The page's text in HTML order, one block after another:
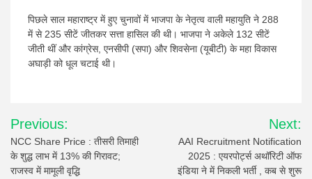
पिछले साल महाराष्ट्र में हुए चुनावों में भाजपा के नेतृत्व वाली महायुति ने 288
में से 235 सीटें जीतकर सत्ता हासिल की थी। भाजपा ने अकेले 132 सीटें
जीती थीं और कांग्रेस, एनसीपी (सपा) और शिवसेना (यूबीटी) के महा विकास
अघाड़ी को धूल चटाई थी।
Post
navigation
Previous:
NCC Share Price : तीसरी तिमाही
के शुद्ध लाभ में 13% की गिरावट;
राजस्व में मामूली वृद्धि
Next:
AAI Recruitment Notification
2025 : एयरपोर्ट्स अथॉरिटी ऑफ
इंडिया ने में निकली भर्ती , कब से शुरू